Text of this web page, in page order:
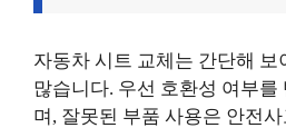
자동차 시트 교체는 간단해 보
많습니다. 우선 호환성 여부를
며, 잘못된 부품 사용은 안전